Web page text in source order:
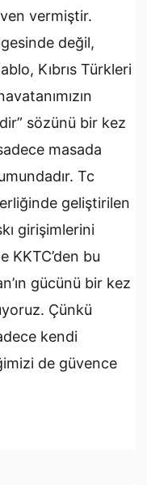
vermiştir.
değil,
Kıbrıs Türkleri
sözünü bir kez
masada
Tc
geliştirilen
girişimlerini
KKTC’den bu
gücünü bir kez
Çünkü
kendi
de güvence